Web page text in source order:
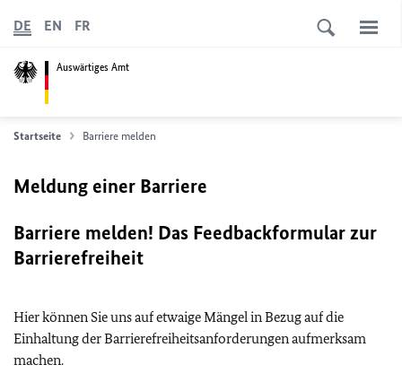
Auswärtiges Amt
DE EN FR
Startseite Barriere melden
Meldung einer Barriere
Barriere melden! Das Feedbackformular zur
Barrierefreiheit
Hier können Sie uns auf etwaige Mängel in Bezug auf die
Einhaltung der Barrierefreiheitsanforderungen aufmerksam
machen.